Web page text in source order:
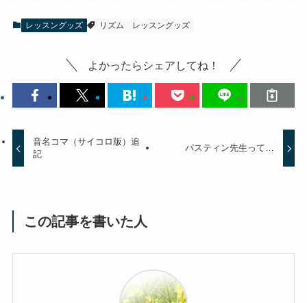
レッスングッズ リズム レッスングッズ
よかったらシェアしてね！
音名コマ（サイコロ版）追
記
パスティン先生って…
この記事を書いた人